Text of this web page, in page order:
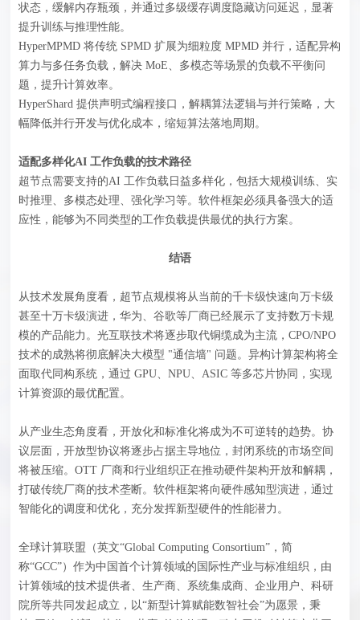
状态，缓解内存瓶颈，并通过多级缓存调度隐藏访问延迟，显著
提升训练与推理性能。
HyperMPMD 将传统 SPMD 扩展为细粒度 MPMD 并行，适配异构
算力与多任务负载，解决 MoE、多模态等场景的负载不平衡问
题，提升计算效率。
HyperShard 提供声明式编程接口，解耦算法逻辑与并行策略，大
幅降低并行开发与优化成本，缩短算法落地周期。
适配多样化AI 工作负载的技术路径
超节点需要支持的AI 工作负载日益多样化，包括大规模训练、实
时推理、多模态处理、强化学习等。软件框架必须具备强大的适
应性，能够为不同类型的工作负载提供最优的执行方案。
结语
从技术发展角度看，超节点规模将从当前的千卡级快速向万卡级
甚至十万卡级演进，华为、谷歌等厂商已经展示了支持数万卡规
模的产品能力。光互联技术将逐步取代铜缆成为主流，CPO/NPO
技术的成熟将彻底解决大模型 "通信墙" 问题。异构计算架构将全
面取代同构系统，通过 GPU、NPU、ASIC 等多芯片协同，实现
计算资源的最优配置。
从产业生态角度看，开放化和标准化将成为不可逆转的趋势。协
议层面，开放型协议将逐步占据主导地位，封闭系统的市场空间
将被压缩。OTT 厂商和行业组织正在推动硬件架构开放和解耦，
打破传统厂商的技术垄断。软件框架将向硬件感知型演进，通过
智能化的调度和优化，充分发挥新型硬件的性能潜力。
全球计算联盟（英文“Global Computing Consortium”，简
称“GCC”）作为中国首个计算领域的国际性产业与标准组织，由
计算领域的技术提供者、生产商、系统集成商、企业用户、科研
院所等共同发起成立，以“新型计算赋能数智社会”为愿景，秉